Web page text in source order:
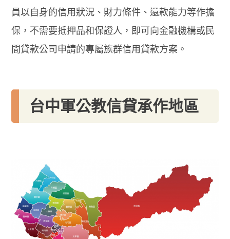
員以自身的信用狀況、財力條件、還款能力等作擔
保，不需要抵押品和保證人，即可向金融機構或民
間貸款公司申請的專屬族群信用貸款方案。
台中軍公教信貸承作地區